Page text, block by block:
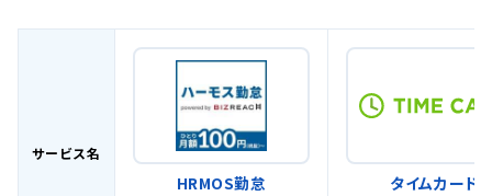
サービス名
HRMOS勤怠 タイムカード